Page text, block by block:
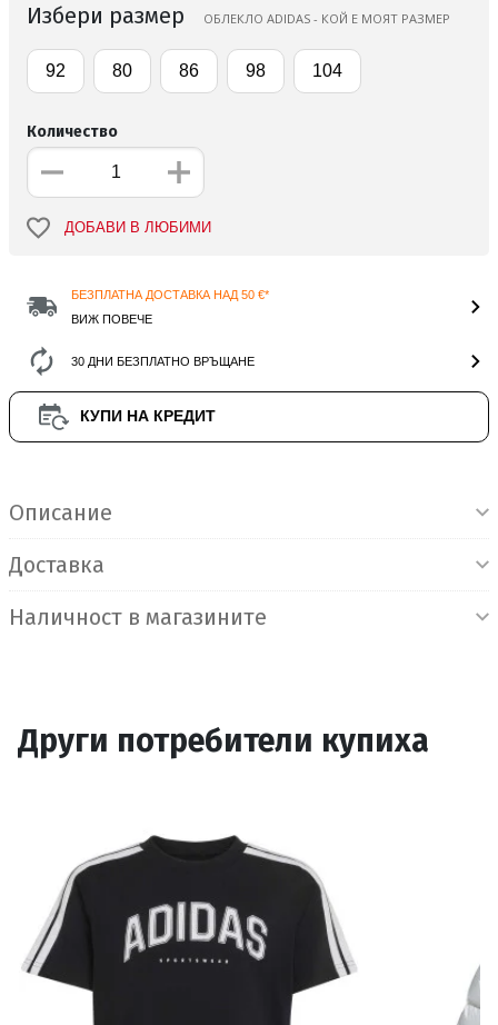
Избери размер ОБЛЕКЛО ADIDAS - КОЙ Е МОЯТ РАЗМЕР
92 80 86 98 104
Количество
ДОБАВИ В ЛЮБИМИ
БЕЗПЛАТНА ДОСТАВКА НАД 50 €*
ВИЖ ПОВЕЧЕ
30 ДНИ БЕЗПЛАТНО ВРЪЩАНЕ
КУПИ НА КРЕДИТ
Описание
Доставка
Наличност в магазините
Други потребители купиха